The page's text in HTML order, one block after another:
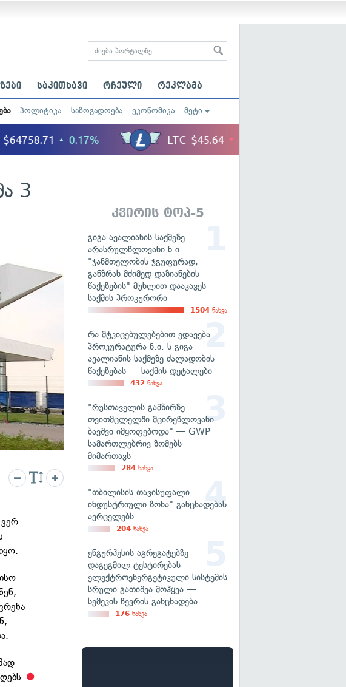
საკითხავი რჩეული რეკლამა
პოლიტიკა საზოგადოება ეკონომიკა მეტი
3
კვირის ტოპ-5
გიგა ავალიანის საქმეზე
არასრულწლოვანი ნ.ი.
"ჯანმთელობის ჯგუფურად,
განზრახ მძიმედ დაზიანების
წაქეზების" მუხლით დააკავეს —
საქმის პროკურორი
1504 ნახვა
რა მტკიცებულებებით ედავება
პროკურატურა ნ.ი.-ს გიგა
ავალიანის საქმეზე ძალადობის
წაქეზებას — საქმის დეტალები
432 ნახვა
"რუსთაველის გამზირზე
თვითმცლელში მცირეწლოვანი
ბავშვი იმყოფებოდა" — GWP
სამართლებრივ ზომებს
მიმართავს
284 ნახვა
"თბილისის თავისუფალი
ინდუსტრიული ზონა" განცხადებას
ავრცელებს
204 ნახვა
ენგურჰესის აგრეგატებზე
დაგეგმილ ტესტირებას
ელექტროენერგეტიკული სისტემის
სრული გათიშვა მოჰყვა —
სემეკის წევრის განცხადება
176 ნახვა